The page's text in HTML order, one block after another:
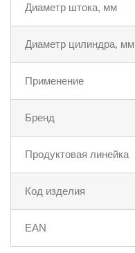
Диаметр штока, мм
Диаметр цилиндра, мм
Применение
Бренд
Продуктовая линейка
Код изделия
EAN